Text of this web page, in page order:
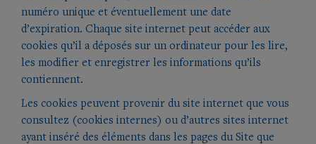
numéro unique et éventuellement une date
d’expiration. Chaque site internet peut accéder aux
cookies qu’il a déposés sur un ordinateur pour les lire,
les modifier et enregistrer les informations qu’ils
contiennent.
Les cookies peuvent provenir du site internet que vous
consultez (cookies internes) ou d’autres sites internet
ayant inséré des éléments dans les pages du Site que